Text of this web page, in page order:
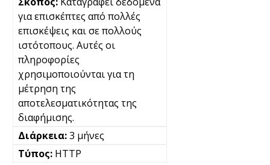
για επισκέπτες από πολλές
επισκέψεις και σε πολλούς
ιστότοπους. Αυτές οι
πληροφορίες
χρησιμοποιούνται για τη
μέτρηση της
αποτελεσματικότητας της
διαφήμισης.
3 μήνες
HTTP